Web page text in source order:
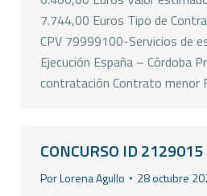
7.744,00 Euros Tipo de
CPV 79999100-Servicios de
Ejecución España – Córdoba
contratación Contrato menor
CONCURSO ID 2129015
PorLorena Agullo 28 octubre